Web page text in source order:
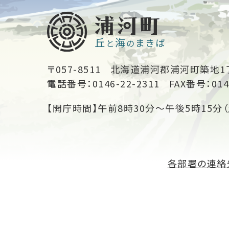
〒057-8511
北海道浦河郡浦河町築地
電話番号：0146-22-2311
FAX番号：
【開庁時間】午前8時30分～午後5時15分
各部署の連